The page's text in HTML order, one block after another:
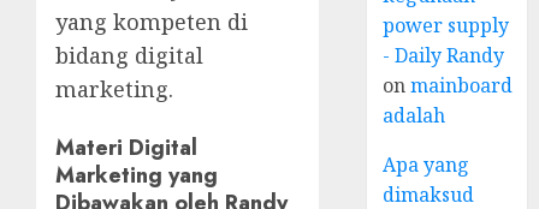
yang kompeten di
bidang digital
marketing.
Materi Digital
Marketing yang
power supply
- Daily Randy
onmainboard
adalah
Apa yang
dimaksud